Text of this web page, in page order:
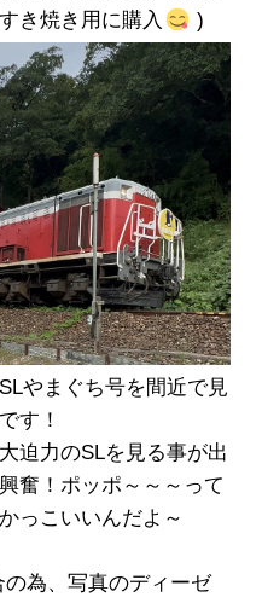
き焼き用に購入 )
やまぐち号を間近で見
す！
迫力のSLを見る事が出
奮！ポッポ～～～って
っこいいんだよ～
為、写真のディーゼ